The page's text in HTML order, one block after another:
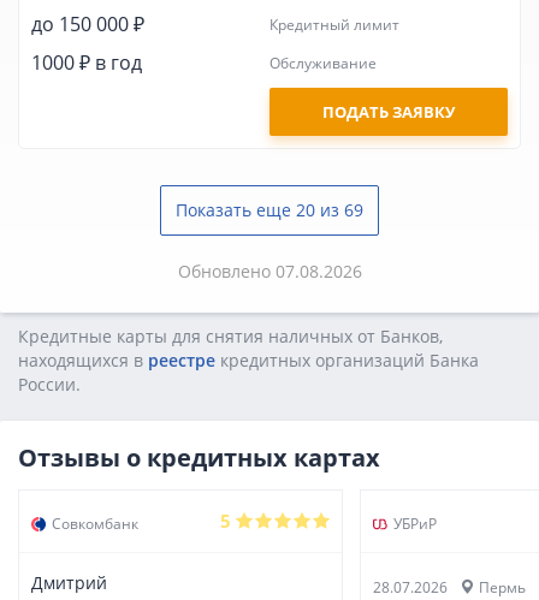
до 150 000 ₽ кредитный лимит
1000 ₽ в год обслуживание
ПОДАТЬ ЗАЯВКУ
Показать еще 20 из 69
Обновлено 07.08.2026
Кредитные карты для снятия наличных от Банков,
находящихся в реестре кредитных opгaнизaций Бaнкa
Poccии.
Отзывы о кредитных картах
Совкомбанк 5
Дмитрий
УБРиР
28.07.2026 Пермь